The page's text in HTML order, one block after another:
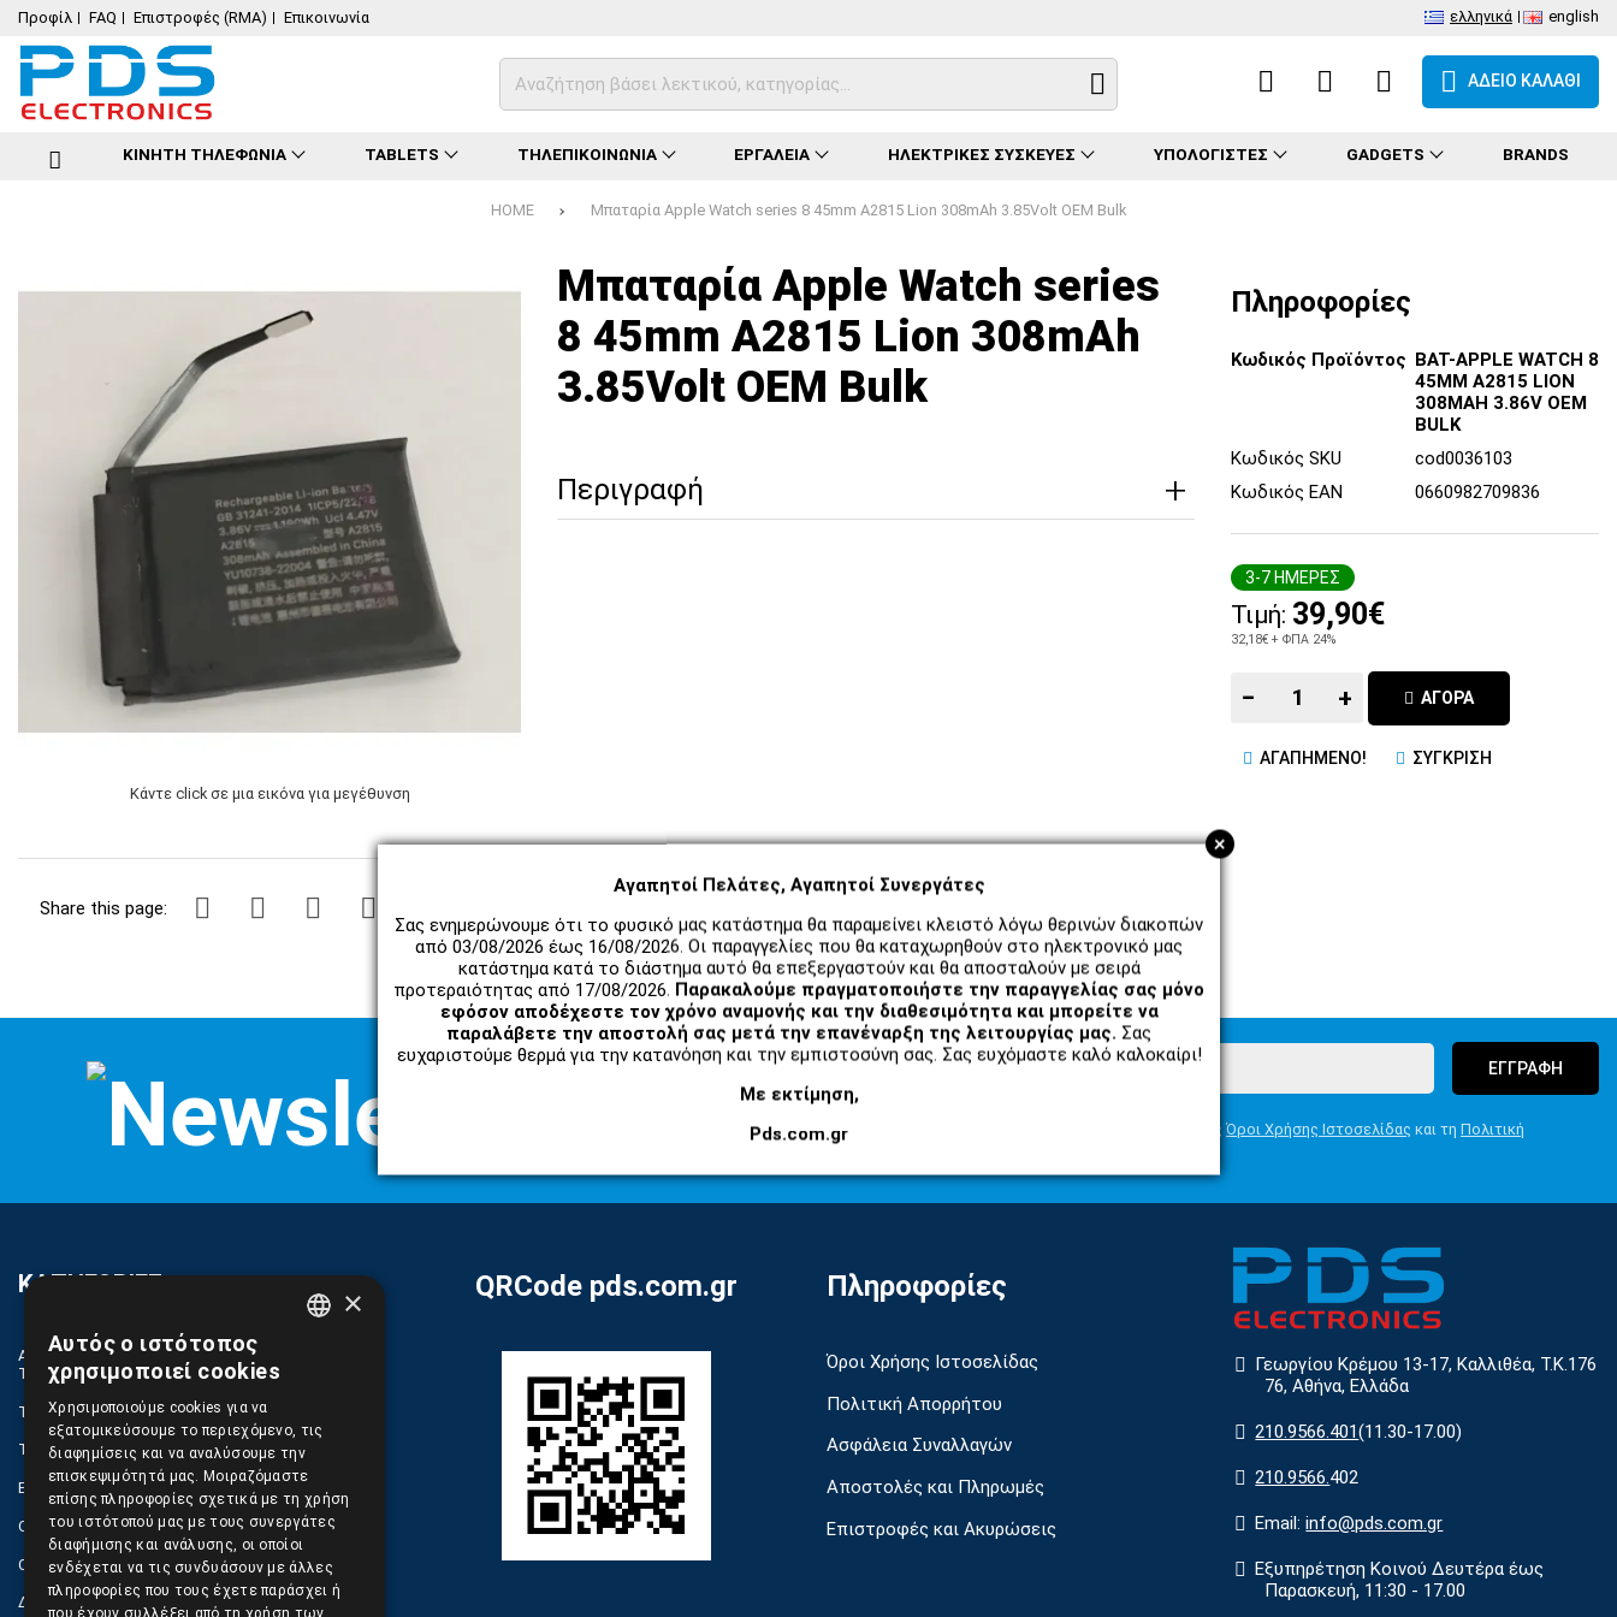
Προφίλ FAQ Επιστροφές (RMA) Επικοινωνία ελληνικά english
ΑΔΕΙΟ ΚΑΛΑΘΙ
ΚΙΝΗΤΗ ΤΗΛΕΦΩΝΙΑ TABLETS ΤΗΛΕΠΙΚΟΙΝΩΝΙΑ ΕΡΓΑΛΕΙΑ ΗΛΕΚΤΡΙΚΕΣ ΣΥΣΚΕΥΕΣ ΥΠΟΛΟΓΙΣΤΕΣ GADGETS BRANDS
+
Αγαπητοί Πελάτες, Αγαπητοί Συνεργάτες
Σας ενημερώνουμε ότι το φυσικό μας κατάστημα θα παραμείνει κλειστό λόγω θερινών διακοπών
από 03/08/2026 έως 16/08/2026. Οι παραγγελίες που θα καταχωρηθούν στο ηλεκτρονικό μας
κατάστημα κατά το διάστημα αυτό θα επεξεργαστούν και θα αποσταλούν με σειρά
προτεραιότητας από 17/08/2026. Παρακαλούμε πραγματοποιήστε την παραγγελίας σας μόνο
εφόσον αποδέχεστε τον χρόνο αναμονής και την διαθεσιμότητα και μπορείτε να
παραλάβετε την αποστολή σας μετά την επανέναρξη της λειτουργίας μας. Σας
ευχαριστούμε θερμά για την κατανόηση και την εμπιστοσύνη σας. Σας ευχόμαστε καλό καλοκαίρι!
Με εκτίμηση,
Pds.com.gr
HOME Μπαταρία Apple Watch series 8 45mm A2815 Lion 308mAh 3.85Volt OEM Bulk
Κάντε click σε μια εικόνα για μεγέθυνση
Share this page:
Μπαταρία Apple Watch series
8 45mm A2815 Lion 308mAh
3.85Volt OEM Bulk
Περιγραφή
Πληροφορίες
Κωδικός Προϊόντος BAT-APPLE WATCH 8
45MM A2815 LION
308MAH 3.86V OEM
BULK
Κωδικός SKU
cod0036103
Κωδικός EAN
0660982709836
3-7 ΗΜΕΡΕΣ
Τιμή: 39,90€
32,18€ + ΦΠΑ 24%
− + ΑΓΟΡΑ
ΑΓΑΠΗΜΕΝΟ! ΣΥΓΚΡΙΣΗ
Εγγραφείτε στο newsletter μας για να μαθαίνετε
πρώτοι τις προσφορές και τα νέα μας προϊόντα!
ΕΓΓΡΑΦΗ
Συμφωνώ με τους Όροι Χρήσης Ιστοσελίδας και τη Πολιτική
ΚΑΤΗΓΟΡΙΕΣ
ΑΝΤΑΛΛΑΚΤΙΚΑ ΚΑΙ ΑΞΕΣΟΥΑΡ ΚΙΝΗΤΩΝ
ΤΗΛΕΦΩΝΩΝ
TABLET
ΤΗΛΕΠΙΚΟΙΝΩΝΙΕΣ, ΑΣΥΡΜΑΤΑ, FCT
ΕΡΓΑΛΕΙΑ SERVICE
ΟΙΚΙΑΚΕΣ ΣΥΣΚΕΥΕΣ
COMPUTER, NOTEBOOK, PC, PDA
ΔΙΑΦΟΡΑ ΠΡΟΙΟΝΤΑ
QRCode pds.com.gr Πληροφορίες
Όροι Χρήσης Ιστοσελίδας
Πολιτική Απορρήτου
Ασφάλεια Συναλλαγών
Αποστολές και Πληρωμές
Επιστροφές και Ακυρώσεις
Γεωργίου Κρέμου 13-17, Καλλιθέα, Τ.Κ.176
76, Αθήνα, Ελλάδα
210.9566.401(11.30-17.00)
210.9566.402
Email:info@pds.com.gr
Εξυπηρέτηση Κοινού Δευτέρα έως
Παρασκευή, 11:30 - 17.00
×
Αυτός ο ιστότοπος
χρησιμοποιεί cookies
Χρησιμοποιούμε cookies για να
εξατομικεύσουμε το περιεχόμενο, τις
διαφημίσεις και να αναλύσουμε την
επισκεψιμότητά μας. Μοιραζόμαστε
επίσης πληροφορίες σχετικά με τη χρήση
του ιστότοπού μας με τους συνεργάτες
διαφήμισης και ανάλυσης, οι οποίοι
ενδέχεται να τις συνδυάσουν με άλλες
πληροφορίες που τους έχετε παράσχει ή
που έχουν συλλέξει από τη χρήση των